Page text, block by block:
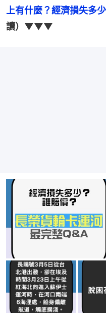
上有什麼？經濟損失多
讀）▼▼▼